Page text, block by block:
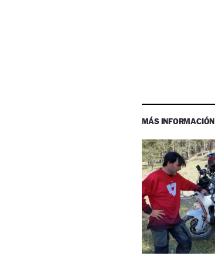
MÁS INFORMACIÓN